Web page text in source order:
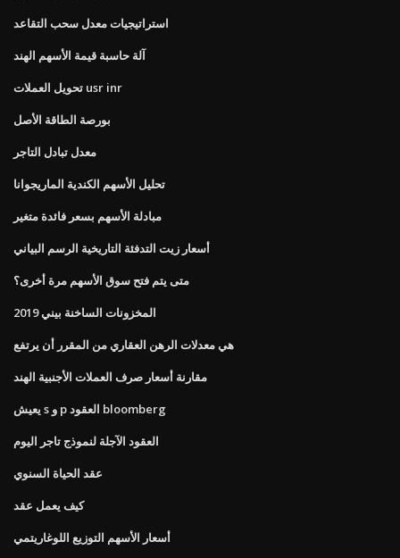
استراتيجيات معدل سحب التقاعد
آلة حاسبة قيمة الأسهم الهند
تحويل العملات usr inr
بورصة الطاقة الأصل
معدل تبادل التاجر
تحليل الأسهم الكندية الماريجوانا
مبادلة الأسهم بسعر فائدة متغير
أسعار زيت التدفئة التاريخية الرسم البياني
متى يتم فتح سوق الأسهم مرة أخرى؟
المخزونات الساخنة بيني 2019
هي معدلات الرهن العقاري من المقرر أن يرتفع
مقارنة أسعار صرف العملات الأجنبية الهند
يعيش s و p العقود bloomberg
العقود الآجلة لنموذج تاجر اليوم
عقد الحياة السنوي
كيف يعمل عقد
أسعار الأسهم التوزيع اللوغاريتمي